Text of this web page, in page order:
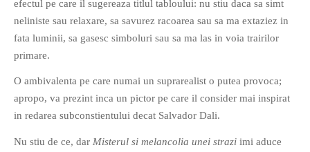
O poveste in care sexul se
cinismul cu idealismul si
poezia cu umorul.
DESCARCĂ!
efectul pe care il sugereaza titlul tabloului: nu stiu daca sa simt
neliniste sau relaxare, sa savurez racoarea sau sa ma extaziez in
fata luminii, sa gasesc simboluri sau sa ma las in voia trairilor
primare.
O ambivalenta pe care numai un suprarealist o putea provoca;
apropo, va prezint inca un pictor pe care il consider mai inspirat
in redarea subconstientului decat Salvador Dali.
Nu stiu de ce, dar Misterul si melancolia unei strazi imi aduce